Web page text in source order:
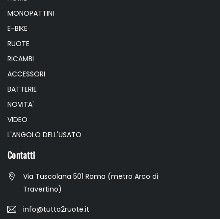
MONOPATTINI
E-BIKE
RUOTE
RICAMBI
ACCESSORI
BATTERIE
NOVITA'
VIDEO
L'ANGOLO DELL'USATO
Contatti
Via Tuscolana 501 Roma (metro Arco di
Travertino)
info@tutto2ruote.it